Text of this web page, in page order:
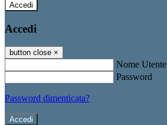
Accedi
Accedi
button close ×
Nome Utente
Password
Password dimenticata?